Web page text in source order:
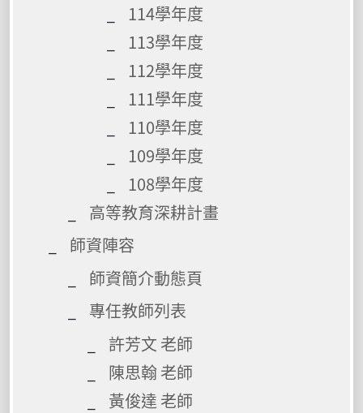
114學年度
113學年度
112學年度
111學年度
110學年度
109學年度
108學年度
高等教育深耕計畫
師資陣容
師資簡介動態頁
專任教師列表
許芳文 老師
陳思翰 老師
黃俊達 老師